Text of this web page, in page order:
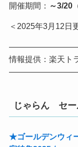
開催期間： ～3/20
＜2025年3月12日
情報提供：楽天ト
じゃらん セー
★ゴールデンウィ